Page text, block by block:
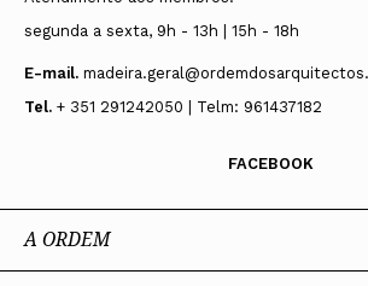
segunda a sexta, 9h - 13h | 15h - 18h
E-mail.
Tel. + 351 291242050 | Telm: 961437182
FACEBOOK
A ORDEM